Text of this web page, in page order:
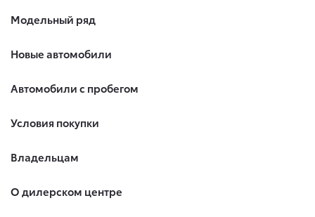
Модельный ряд
Новые автомобили
Автомобили с пробегом
Условия покупки
Владельцам
О дилерском центре